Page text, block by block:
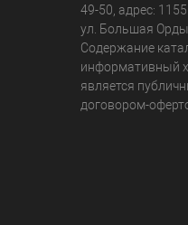
49-50, адрес:
ул. Большая
Содержание
информативный
является
договором-